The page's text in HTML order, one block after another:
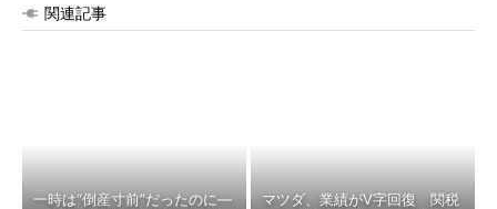
関連記事
一時は“倒産寸前”だったのに―
マツダ、業績がV字回復 関税